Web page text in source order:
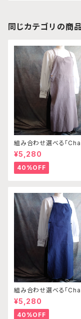
同じカテゴリの商品
組み合わせ選べる「
bleエプロン」本体ライ
ュ×クリーム※前部分合
つのエプロンになります
¥5,280
40%OFF
組み合わせ選べる「
bleエプロン」本体コン
モーキーグリーン※前部
せて1つのエプロンにな
¥5,280
40%OFF